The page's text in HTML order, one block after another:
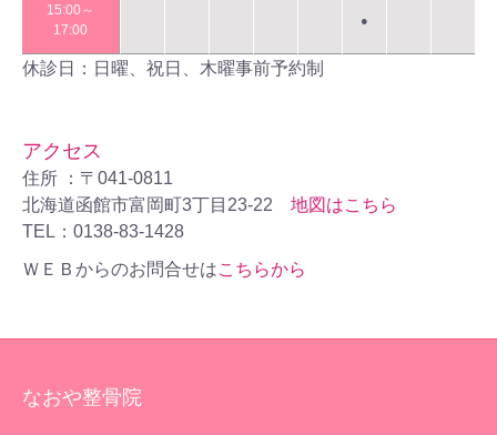
15:00～
17:00
●
休診日：日曜、祝日、木曜事前予約制
アクセス
住所 ：〒041-0811
北海道函館市富岡町3丁目23-22 地図はこちら
TEL：0138-83-1428
ＷＥＢからのお問合せはこちらから
なおや整骨院